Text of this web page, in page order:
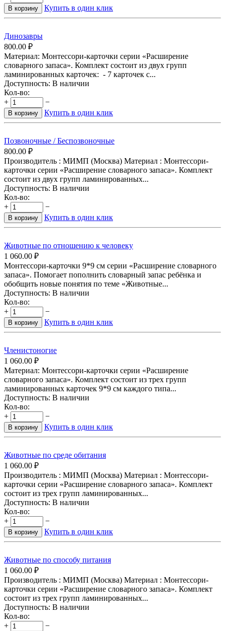
В корзину Купить в один клик
Динозавры
800.00 ₽
Материал: Монтессори-карточки серии «Расширение
словарного запаса». Комплект состоит из двух групп
ламинированных карточек: - 7 карточек с...
Доступность: В наличии
Кол-во:
+
−
В корзину Купить в один клик
Позвоночные / Беспозвоночные
800.00 ₽
Производитель : МИМП (Москва) Материал : Монтессори-
карточки серии «Расширение словарного запаса». Комплект
состоит из двух групп ламинированных...
Доступность: В наличии
Кол-во:
+
−
В корзину Купить в один клик
Животные по отношению к человеку
1 060.00 ₽
Монтессори-карточки 9*9 см серии «Расширение словарного
запаса». Помогает пополнить словарный запас ребёнка и
обобщить новые понятия по теме «Животные...
Доступность: В наличии
Кол-во:
+
−
В корзину Купить в один клик
Членистоногие
1 060.00 ₽
Материал: Монтессори-карточки серии «Расширение
словарного запаса». Комплект состоит из трех групп
ламинированных карточек 9*9 см каждого типа...
Доступность: В наличии
Кол-во:
+
−
В корзину Купить в один клик
Животные по среде обитания
1 060.00 ₽
Производитель : МИМП (Москва) Материал : Монтессори-
карточки серии «Расширение словарного запаса». Комплект
состоит из трех групп ламинированных...
Доступность: В наличии
Кол-во:
+
−
В корзину Купить в один клик
Животные по способу питания
1 060.00 ₽
Производитель : МИМП (Москва) Материал : Монтессори-
карточки серии «Расширение словарного запаса». Комплект
состоит из трех групп ламинированных...
Доступность: В наличии
Кол-во:
+
−